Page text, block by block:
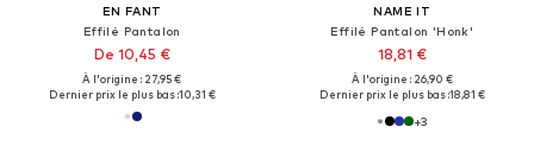
EN FANT
Effilé Pantalon
De 10,45 €
À l'origine : 27,95 €
Dernier prix le plus bas :10,31 €
NAME IT
Effilé Pantalon 'Honk'
18,81 €
À l'origine : 26,90 €
Dernier prix le plus bas :18,81 €
+3